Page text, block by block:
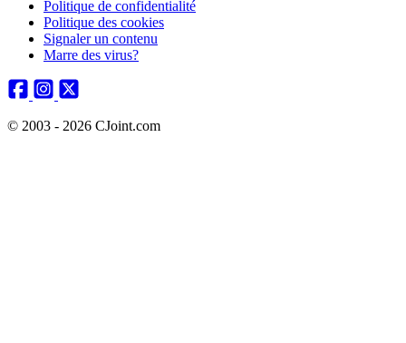
Politique de confidentialité
Politique des cookies
Signaler un contenu
Marre des virus?
© 2003 - 2026 CJoint.com